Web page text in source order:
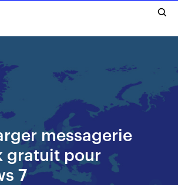
messagerie
gratuit pour
7